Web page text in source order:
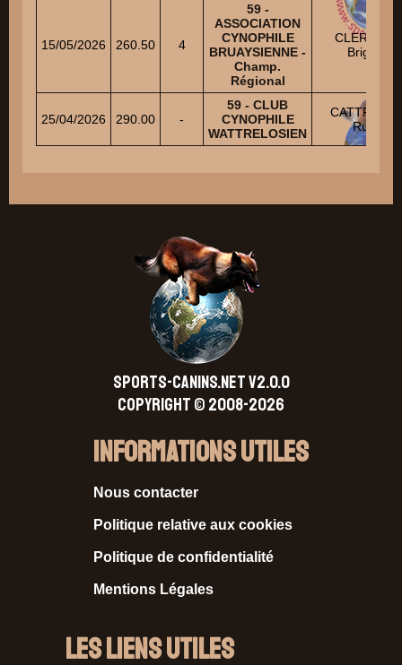
15/05/2026 260.50 4
59 -
ASSOCIATION
CYNOPHILE
BRUAYSIENNE -
Champ.
Régional
CLERQUIN
Brigitte
25/04/2026 290.00 -
59 - CLUB
CYNOPHILE
WATTRELOSIEN
Rudy
SPORTS-CANINS.NET V2.0.0
Copyright © 2008-2026
Informations Utiles
Nous contacter
Politique relative aux cookies
Politique de confidentialité
Mentions Légales
Les liens utiles